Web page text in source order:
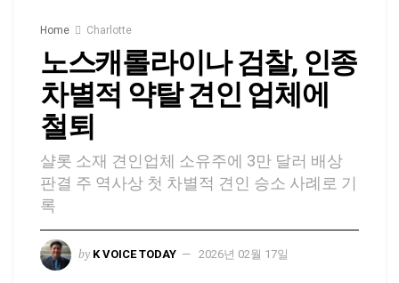
Home Charlotte
노스캐롤라이나 검찰, 인종
차별적 약탈 견인 업체에
철퇴
샬롯 소재 견인업체 소유주에 3만 달러 배상
판결 주 역사상 첫 차별적 견인 승소 사례로 기
록
by K VOICE TODAY 2026년 02월 17일